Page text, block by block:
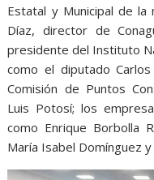
Estatal y Municipal de la
Díaz, director de
presidente del Instituto
como el diputado
Comisión de Puntos
Luis Potosí; los
como Enrique Borbolla
María Isabel Domínguez